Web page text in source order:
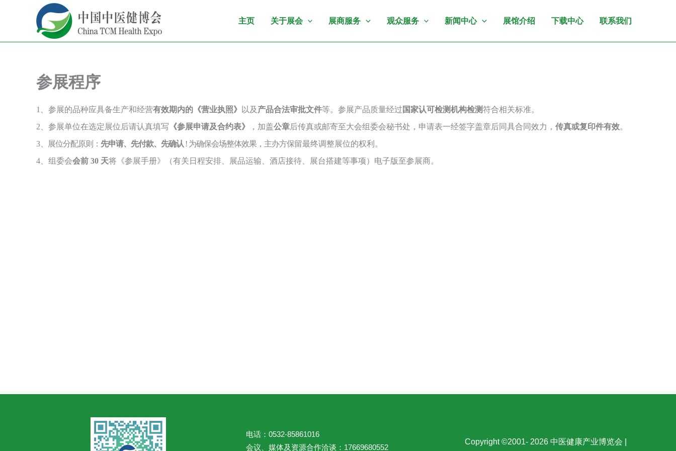
容
主页 关于展会 展商服务 观众服务 新闻中心 展馆介绍 下载中心 联系我们
参展程序
1 、参展的品种应具备生产和经营有效期内的《营业执照》 以及 产品合法审批文件等。参展产品质量经过 国家认可检测机构检测符合相关标准。
2 、参展单位在选定展位后请认真填写 《参展申请及合约表》 ，加盖公章后传真或邮寄至大会组委会秘书处，申请表一经签字盖章后同具合同效力， 传真或复印件有效。
3 、展位分配原则： 先申请、先付款、先确认 ! 为确保会场整体效果，主办方保留最终调整展位的权利。
4、组委会会前 30 天将《参展手册》（有关日程安排、展品运输、酒店接待、展台搭建等事项）电子版至参展商。
电话：0532-85861016
会议、媒体及资源合作洽谈：17669680552
Copyright ©2001- 2026 中医健康产业博览会 |